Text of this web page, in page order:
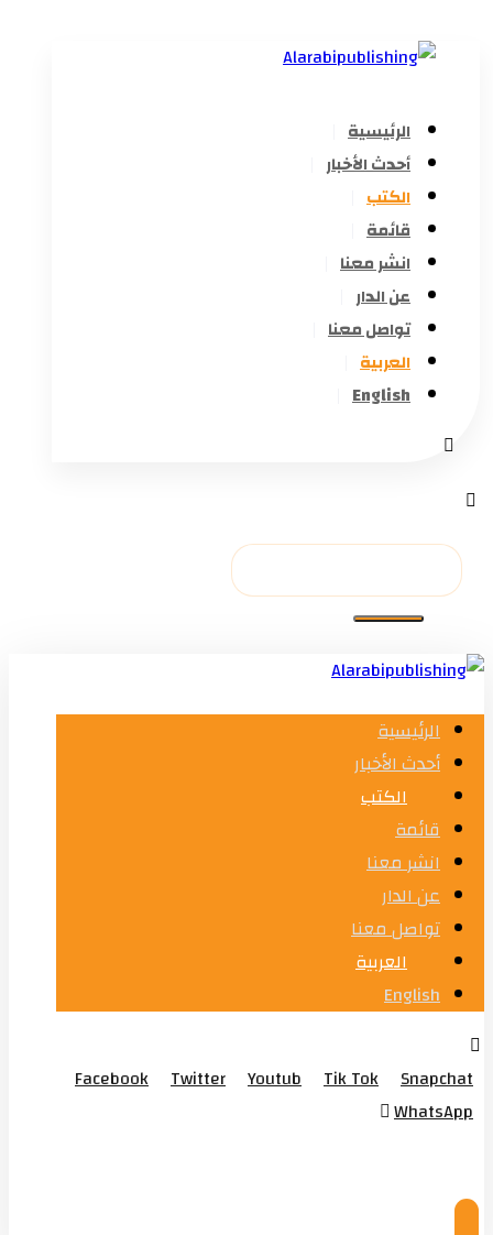
الرئيسية
أحدث الأخبار
الكتب
قائمة
انشر معنا
عن الدار
تواصل معنا
العربية
English
الرئيسية
أحدث الأخبار
الكتب
قائمة
انشر معنا
عن الدار
تواصل معنا
العربية
English
Facebook Twitter Youtub Tik Tok
Snapchat
WhatsApp